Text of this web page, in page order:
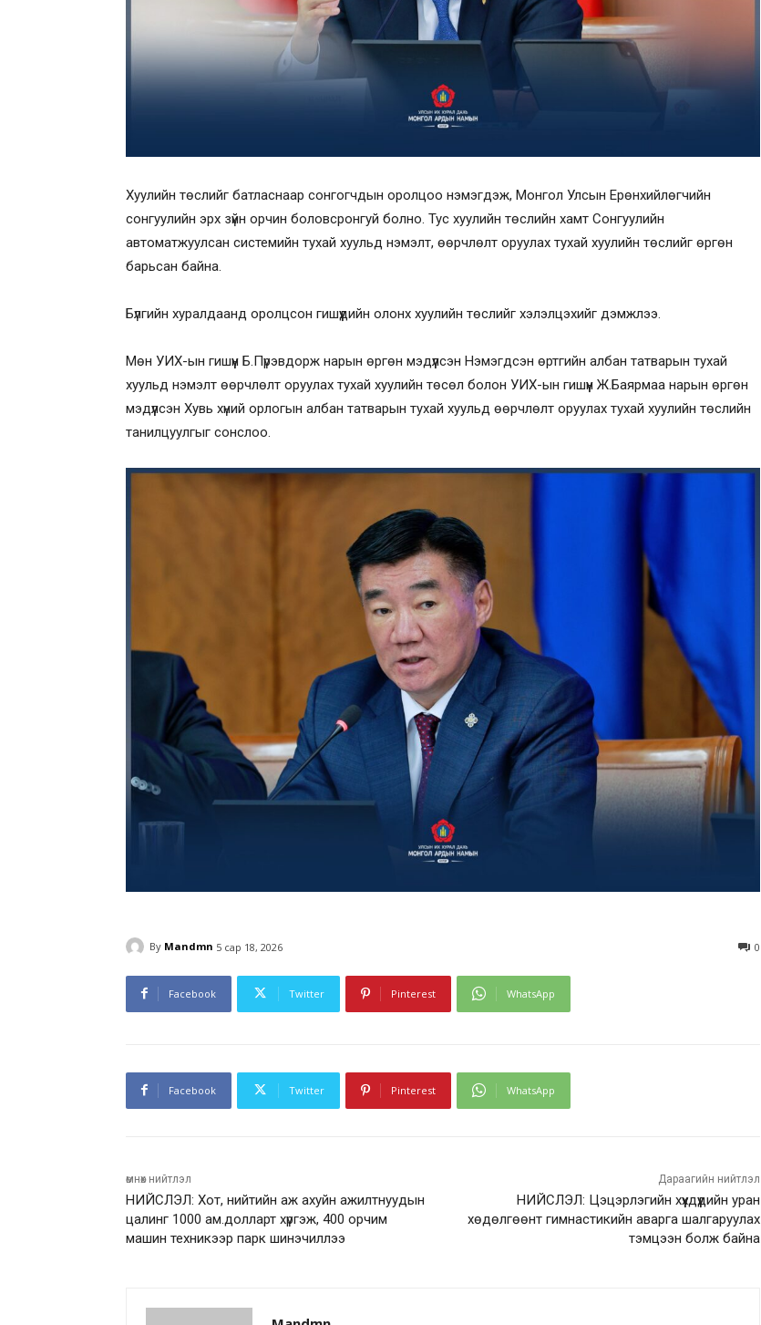
Хуулийн төслийг батласнаар сонгогчдын оролцоо нэмэгдэж, Монгол Улсын Ерөнхийлөгчийн
сонгуулийн эрх зүйн орчин боловсронгуй болно. Тус хуулийн төслийн хамт Сонгуулийн
автоматжуулсан системийн тухай хуульд нэмэлт, өөрчлөлт оруулах тухай хуулийн төслийг өргөн
барьсан байна.
Бүлгийн хуралдаанд оролцсон гишүүдийн олонх хуулийн төслийг хэлэлцэхийг дэмжлээ.
Мөн УИХ-ын гишүүн Б.Пүрэвдорж нарын өргөн мэдүүлсэн Нэмэгдсэн өртгийн албан татварын тухай
хуульд нэмэлт өөрчлөлт оруулах тухай хуулийн төсөл болон УИХ-ын гишүүн Ж.Баярмаа нарын өргөн
мэдүүлсэн Хувь хүний орлогын албан татварын тухай хуульд өөрчлөлт оруулах тухай хуулийн төслийн
танилцуулгыг сонслоо.
By Mandmn 5 сар 18, 2026 0
Facebook Twitter Pinterest WhatsApp
Facebook Twitter Pinterest WhatsApp
өмнөх нийтлэл
НИЙСЛЭЛ: Хот, нийтийн аж ахуйн ажилтнуудын
цалинг 1000 ам.долларт хүргэж, 400 орчим
машин техникээр парк шинэчиллээ
Дараагийн нийтлэл
НИЙСЛЭЛ: Цэцэрлэгийн хүүхдүүдийн уран
хөдөлгөөнт гимнастикийн аварга шалгаруулах
тэмцээн болж байна